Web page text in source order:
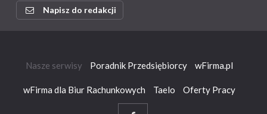
Napisz do redakcji
Nasze serwisy Poradnik Przedsiębiorcy wFirma.pl
wFirma dla Biur Rachunkowych Taelo Oferty Pracy